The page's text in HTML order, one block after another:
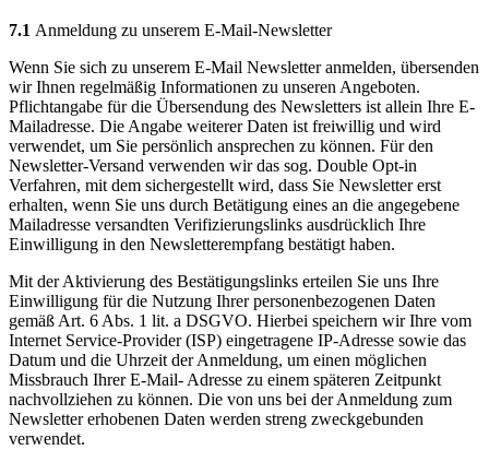
7.1 Anmeldung zu unserem E-Mail-Newsletter
Wenn Sie sich zu unserem E-Mail Newsletter anmelden, übersenden
wir Ihnen regelmäßig Informationen zu unseren Angeboten.
Pflichtangabe für die Übersendung des Newsletters ist allein Ihre E-
Mailadresse. Die Angabe weiterer Daten ist freiwillig und wird
verwendet, um Sie persönlich ansprechen zu können. Für den
Newsletter-Versand verwenden wir das sog. Double Opt-in
Verfahren, mit dem sichergestellt wird, dass Sie Newsletter erst
erhalten, wenn Sie uns durch Betätigung eines an die angegebene
Mailadresse versandten Verifizierungslinks ausdrücklich Ihre
Einwilligung in den Newsletterempfang bestätigt haben.
Mit der Aktivierung des Bestätigungslinks erteilen Sie uns Ihre
Einwilligung für die Nutzung Ihrer personenbezogenen Daten
gemäß Art. 6 Abs. 1 lit. a DSGVO. Hierbei speichern wir Ihre vom
Internet Service-Provider (ISP) eingetragene IP-Adresse sowie das
Datum und die Uhrzeit der Anmeldung, um einen möglichen
Missbrauch Ihrer E-Mail- Adresse zu einem späteren Zeitpunkt
nachvollziehen zu können. Die von uns bei der Anmeldung zum
Newsletter erhobenen Daten werden streng zweckgebunden
verwendet.